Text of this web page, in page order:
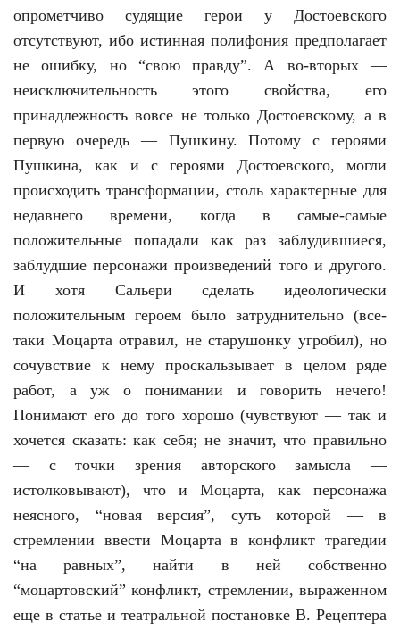
опрометчиво судящие герои у Достоевского
отсутствуют, ибо истинная полифония предполагает
не ошибку, но “свою правду”. А во-вторых —
неисключительность этого свойства, его
принадлежность вовсе не только Достоевскому, а в
первую очередь — Пушкину. Потому с героями
Пушкина, как и с героями Достоевского, могли
происходить трансформации, столь характерные для
недавнего времени, когда в самые-самые
положительные попадали как раз заблудившиеся,
заблудшие персонажи произведений того и другого.
И хотя Сальери сделать идеологически
положительным героем было затруднительно (все-
таки Моцарта отравил, не старушонку угробил), но
сочувствие к нему проскальзывает в целом ряде
работ, а уж о понимании и говорить нечего!
Понимают его до того хорошо (чувствуют — так и
хочется сказать: как себя; не значит, что правильно
— с точки зрения авторского замысла —
истолковывают), что и Моцарта, как персонажа
неясного, “новая версия”, суть которой — в
стремлении ввести Моцарта в конфликт трагедии
“на равных”, найти в ней собственно
“моцартовский” конфликт, стремлении, выраженном
еще в статье и театральной постановке В. Рецептера